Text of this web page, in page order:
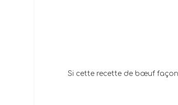
Si cette recette de bœuf